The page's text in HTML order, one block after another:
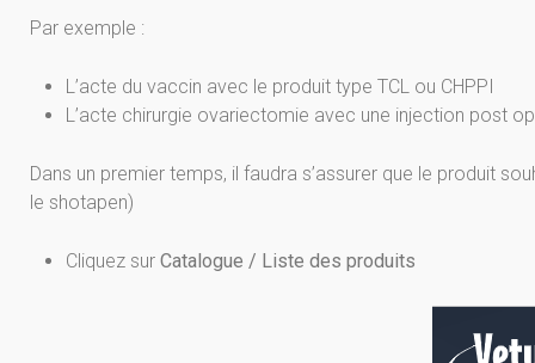
Par exemple :
L’acte du vaccin avec le produit type TCL ou CHPPI
L’acte chirurgie ovariectomie avec une injection post
Dans un premier temps, il faudra s’assurer que le produit
le shotapen)
Cliquez sur Catalogue / Liste des produits